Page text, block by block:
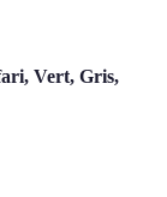
Vert, Gris,